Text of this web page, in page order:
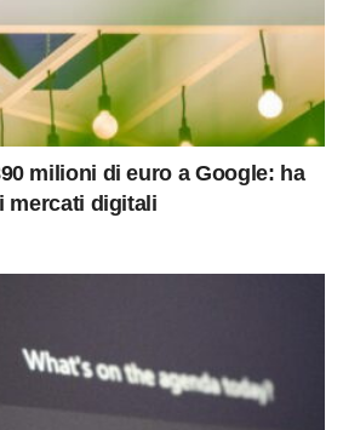
milioni di euro a Google: ha
mercati digitali